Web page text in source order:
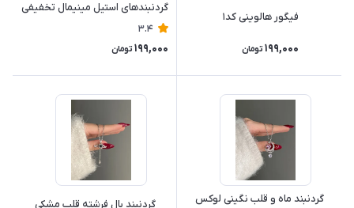
فیگور هالوینی کد۱
199,000 تومان
گردنبندهای استیل مینیمال تخفیفی
3.4
199,000 تومان
گردنبند ماه و قلب نگینی لوکس گردنبند بال فرشته قلب مشکی